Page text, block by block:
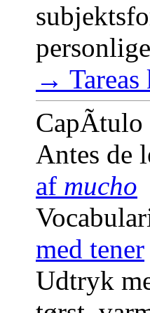
→ Tareas
CapÃ­tulo
Antes de
af mucho
med tener
Udtryk